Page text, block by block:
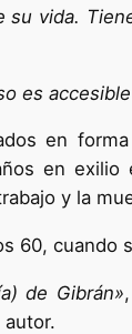
vida.
es
en
en
y la
60,
de Gibrán»